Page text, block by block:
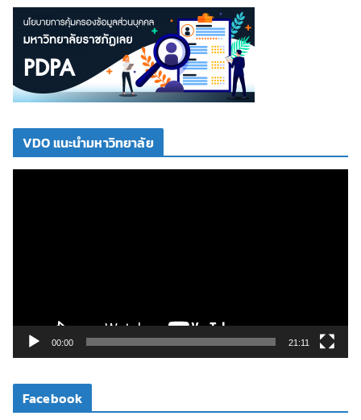
VDO แนะนำมหาวิทยาลัย
ดี
โ
00:00 21:11
Facebook